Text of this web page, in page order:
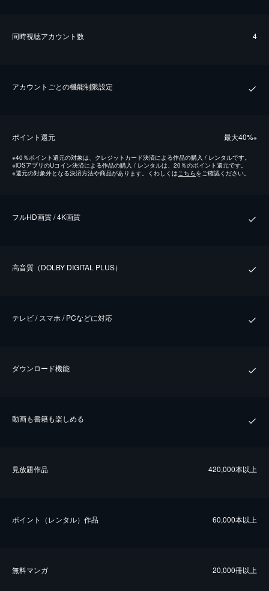
同時視聴アカウント数 4
アカウントごとの機能制限設定
ポイント還元 最⼤40%※
※40％ポイント還元の対象は、クレジットカード決済による作品の購入 / レンタルです。
※iOSアプリのUコイン決済による作品の購入 / レンタルは、20％のポイント還元です。
※還元の対象外となる決済方法や商品があります。くわしくはこちらをご確認ください。
フルHD画質 / 4K画質
⾼⾳質（DOLBY DIGITAL PLUS）
テレビ / スマホ / PCなどに対応
ダウンロード機能
動画も書籍も楽しめる
⾒放題作品 420,000本以上
ポイント（レンタル）作品 60,000本以上
無料マンガ 20,000冊以上